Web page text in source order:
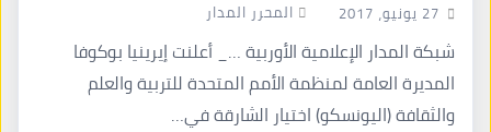
27 يونيو، 2017 المحرر المدار
شبكة المدار الإعلامية الأوربية …_ أعلنت إيرينيا بوكوفا
المديرة العامة لمنظمة الأمم المتحدة للتربية والعلم
والثقافة (اليونسكو) اختيار الشارقة في…